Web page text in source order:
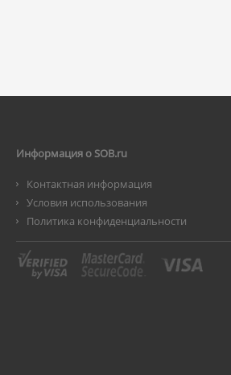
Информация о SOB.ru
Контактная информация
Условия использования
Политика конфиденциальности